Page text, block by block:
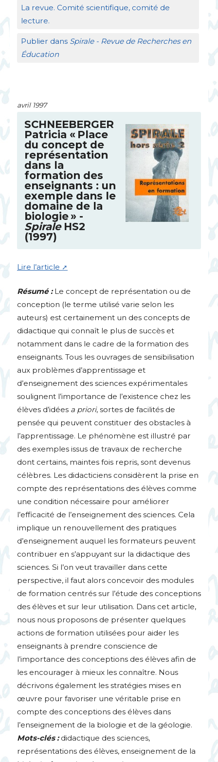
La revue. Comité scientifique, comité de
lecture.
Publier dans Spirale - Revue de Recherches en
Éducation
avril 1997
SCHNEEBERGER
Patricia « Place
du concept de
représentation
dans la
formation des
enseignants : un
exemple dans le
domaine de la
biologie» -
Spirale HS2
(1997)
Lire l’article
Résumé : Le concept de représentation ou de
conception (le terme utilisé varie selon les
auteurs) est certainement un des concepts de
didactique qui connaît le plus de succès et
notamment dans le cadre de la formation des
enseignants. Tous les ouvrages de sensibilisation
aux problèmes d’apprentissage et
d’enseignement des sciences expérimentales
soulignent l’importance de l’existence chez les
élèves d’idées a priori, sortes de facilités de
pensée qui peuvent constituer des obstacles à
l’apprentissage. Le phénomène est illustré par
des exemples issus de travaux de recherche
dont certains, maintes fois repris, sont devenus
célèbres. Les didacticiens considèrent la prise en
compte des représentations des élèves comme
une condition nécessaire pour améliorer
l’efficacité de l’enseignement des sciences. Cela
implique un renouvellement des pratiques
d’enseignement auquel les formateurs peuvent
contribuer en s’appuyant sur la didactique des
sciences. Si l’on veut travailler dans cette
perspective, il faut alors concevoir des modules
de formation centrés sur l’étude des conceptions
des élèves et sur leur utilisation. Dans cet article,
nous nous proposons de présenter quelques
actions de formation utilisées pour aider les
enseignants à prendre conscience de
l’importance des conceptions des élèves afin de
les encourager à mieux les connaître. Nous
décrivons également les stratégies mises en
œuvre pour favoriser une véritable prise en
compte des conceptions des élèves dans
l’enseignement de la biologie et de la géologie.
Mots-clés : didactique des sciences,
représentations des élèves, enseignement de la